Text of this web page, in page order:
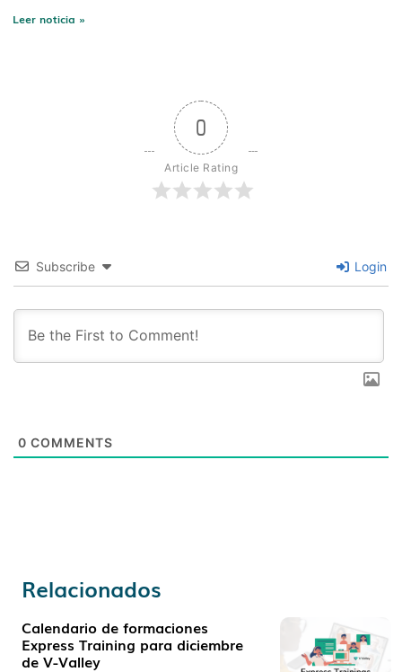
Leer noticia »
0
Article Rating
Subscribe Login
0 COMMENTS
Relacionados
Calendario de formaciones
Express Training para diciembre
de V-Valley